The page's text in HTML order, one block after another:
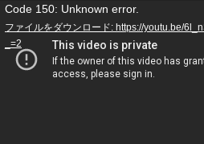
動
画
Code 150: Unknown error.
ファイルをダウンロード: https://youtu.be/
_=2